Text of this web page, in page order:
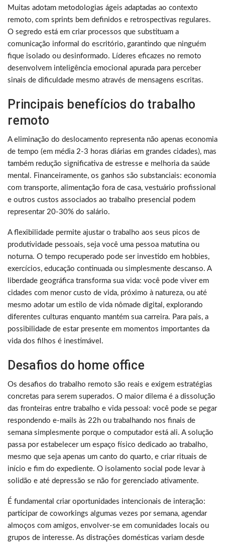
Muitas adotam metodologias ágeis adaptadas ao contexto
remoto, com sprints bem definidos e retrospectivas regulares.
O segredo está em criar processos que substituam a
comunicação informal do escritório, garantindo que ninguém
fique isolado ou desinformado. Líderes eficazes no remoto
desenvolvem inteligência emocional apurada para perceber
sinais de dificuldade mesmo através de mensagens escritas.
Principais benefícios do trabalho
remoto
A eliminação do deslocamento representa não apenas economia
de tempo (em média 2-3 horas diárias em grandes cidades), mas
também redução significativa de estresse e melhoria da saúde
mental. Financeiramente, os ganhos são substanciais: economia
com transporte, alimentação fora de casa, vestuário profissional
e outros custos associados ao trabalho presencial podem
representar 20-30% do salário.
A flexibilidade permite ajustar o trabalho aos seus picos de
produtividade pessoais, seja você uma pessoa matutina ou
noturna. O tempo recuperado pode ser investido em hobbies,
exercícios, educação continuada ou simplesmente descanso. A
liberdade geográfica transforma sua vida: você pode viver em
cidades com menor custo de vida, próximo à natureza, ou até
mesmo adotar um estilo de vida nômade digital, explorando
diferentes culturas enquanto mantém sua carreira. Para pais, a
possibilidade de estar presente em momentos importantes da
vida dos filhos é inestimável.
Desafios do home office
Os desafios do trabalho remoto são reais e exigem estratégias
concretas para serem superados. O maior dilema é a dissolução
das fronteiras entre trabalho e vida pessoal: você pode se pegar
respondendo e-mails às 22h ou trabalhando nos finais de
semana simplesmente porque o computador está ali. A solução
passa por estabelecer um espaço físico dedicado ao trabalho,
mesmo que seja apenas um canto do quarto, e criar rituais de
início e fim do expediente. O isolamento social pode levar à
solidão e até depressão se não for gerenciado ativamente.
É fundamental criar oportunidades intencionais de interação:
participar de coworkings algumas vezes por semana, agendar
almoços com amigos, envolver-se em comunidades locais ou
grupos de interesse. As distrações domésticas variam desde